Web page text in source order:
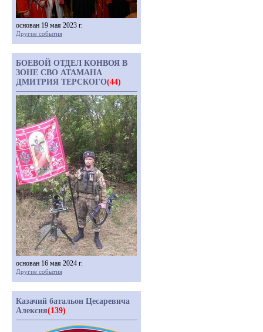
основан 19 мая 2023 г.
Другие события
БОЕВОЙ ОТДЕЛ КОНВОЯ В
ЗОНЕ СВО АТАМАНА
ДМИТРИЯ ТЕРСКОГО(44)
основан 16 мая 2024 г.
Другие события
Казачий батальон Цесаревича
Алексия(139)